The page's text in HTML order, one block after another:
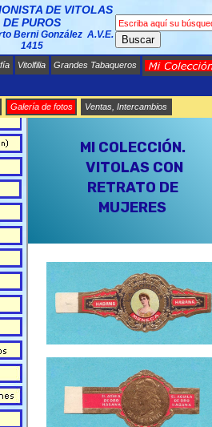
DE VITOLAS
DE PUROS
Berni González A.V.E.
1415
Buscar
Vitolfilia Grandes Tabaqueros
Galería de fotos Ventas, Intercambios